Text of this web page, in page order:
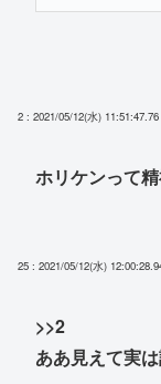
2 : 2021/05/12(水) 11:51:47.76
ホリケンって
25 : 2021/05/12(水)
>>2
ああ見えて実